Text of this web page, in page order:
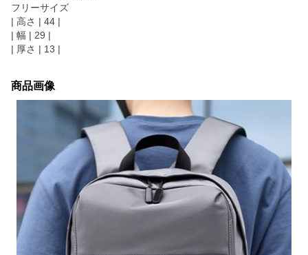
フリーサイズ
| 高さ | 44 |
| 幅 | 29 |
| 厚さ | 13 |
商品画像